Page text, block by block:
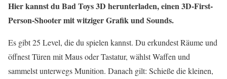
Hier kannst du Bad Toys 3D herunterladen, einen 3D-First-
Person-Shooter mit witziger Grafik und Sounds.
Es gibt 25 Level, die du spielen kannst. Du erkundest Räume und
öffnest Türen mit Maus oder Tastatur, wählst Waffen und
sammelst unterwegs Munition. Danach gilt: Schieße die kleinen,